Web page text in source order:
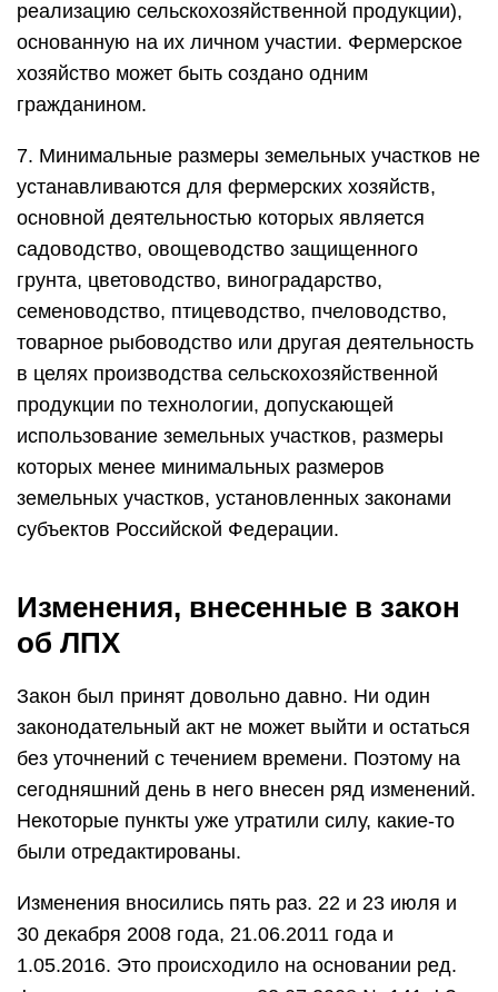
реализацию сельскохозяйственной продукции),
основанную на их личном участии. Фермерское
хозяйство может быть создано одним
гражданином.
7. Минимальные размеры земельных участков не
устанавливаются для фермерских хозяйств,
основной деятельностью которых является
садоводство, овощеводство защищенного
грунта, цветоводство, виноградарство,
семеноводство, птицеводство, пчеловодство,
товарное рыбоводство или другая деятельность
в целях производства сельскохозяйственной
продукции по технологии, допускающей
использование земельных участков, размеры
которых менее минимальных размеров
земельных участков, установленных законами
субъектов Российской Федерации.
Изменения, внесенные в закон
об ЛПХ
Закон был принят довольно давно. Ни один
законодательный акт не может выйти и остаться
без уточнений с течением времени. Поэтому на
сегодняшний день в него внесен ряд изменений.
Некоторые пункты уже утратили силу, какие-то
были отредактированы.
Изменения вносились пять раз. 22 и 23 июля и
30 декабря 2008 года, 21.06.2011 года и
1.05.2016. Это происходило на основании ред.